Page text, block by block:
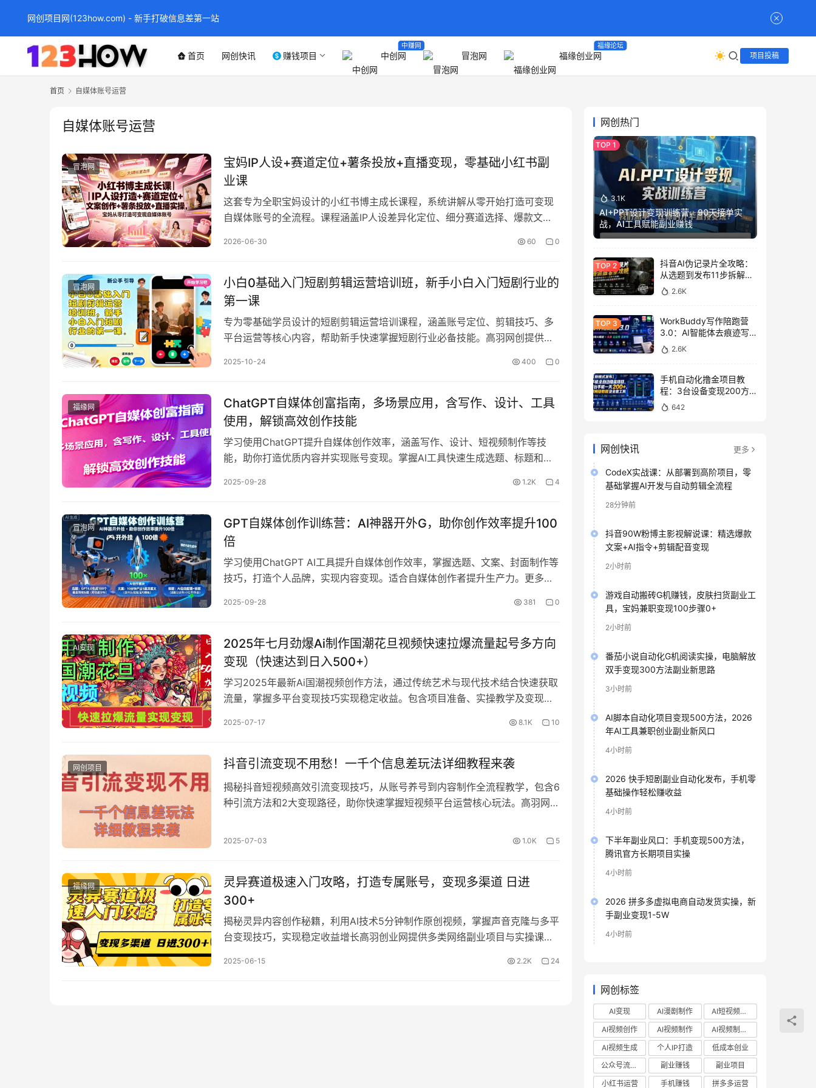
首页 网创快讯 赚钱项目 中创网
中赚网
冒泡网 福缘创业网
福缘论坛
项目投稿
首页 自媒体账号运营
自媒体账号运营
冒泡网
宝妈IP人设+赛道定位+薯条投放+直播变现，零基础小红书副
业课
这套专为全职宝妈设计的小红书博主成长课程，系统讲解从零开始打造可变现
自媒体账号的全流程。课程涵盖IP人设差异化定位、细分赛道选择、爆款文案
模糊、流量低迷、变现困难等核心问题。通过平台规则解析、关键词布局优
南和直播全流程教学，建立从内容引流到直播成交的完整商业闭环，让宝妈轻
松将账号流量转化为稳定副业收入。
2026-06-30 60 0
冒泡网
小白0基础入门短剧剪辑运营培训班，新手小白入门短剧行业的
第一课
专为零基础学员设计的短剧剪辑运营培训课程，涵盖账号定位、剪辑技巧、多
平台运营等核心内容，帮助新手快速掌握短剧行业必备技能。高羽网创提供多
2025-10-24 400 0
福缘网
ChatGPT自媒体创富指南，多场景应用，含写作、设计、工具
使用，解锁高效创作技能
学习使用ChatGPT提升自媒体创作效率，涵盖写作、设计、短视频制作等技
能，助你打造优质内容并实现账号变现。掌握AI工具快速生成选题、标题和文
2025-09-28 1.2K 4
冒泡网
GPT自媒体创作训练营：AI神器开外G，助你创作效率提升100
倍
学习使用ChatGPT AI工具提升自媒体创作效率，掌握选题、文案、封面制作等
技巧，打造个人品牌，实现内容变现。适合自媒体创作者提升生产力。更多网
2025-09-28 381 0
AI变现
2025年七月劲爆Ai制作国潮花旦视频快速拉爆流量起号多方向
变现（快速达到日入500+）
学习2025年最新Ai国潮视频创作方法，通过传统艺术与现代技术结合快速获取
流量，掌握多平台变现技巧实现稳定收益。包含项目准备、实操教学及变现路
2025-07-17 8.1K 10
网创项目 抖音引流变现不用愁！一千个信息差玩法详细教程来袭
揭秘抖音短视频高效引流变现技巧，从账号养号到内容制作全流程教学，包含6
种引流方法和2大变现路径，助你快速掌握短视频平台运营核心玩法。高羽网创
2025-07-03 1.0K 5
福缘网
灵异赛道极速入门攻略，打造专属账号，变现多渠道 日进
300+
揭秘灵异内容创作秘籍，利用AI技术5分钟制作原创视频，掌握声音克隆与多平
台变现技巧，实现稳定收益增长高羽创业网提供多类网络副业项目与实操课
2025-06-15 2.2K 24
网创热门
3.1K
AI+PPT设计变现训练营，90天接单实
战，AI工具赋能副业赚钱
抖音AI伪记录片全攻略：
从选题到发布11步拆解，
零基础做出高流量真实感
内容
2.6K
WorkBuddy写作陪跑营
3.0：AI智能体去痕迹写
作，头条公众号百家号变
现
2.6K
手机自动化撸金项目教
程：3台设备变现200方
法，零门槛脚本工具与平
台玩法
642
网创快讯 更多
CodeX实战课：从部署到高阶项目，零
基础掌握AI开发与自动剪辑全流程
28分钟前
抖音90W粉博主影视解说课：精选爆款
文案+AI指令+剪辑配音变现
2小时前
游戏自动搬砖G机赚钱，皮肤扫货副业工
具，宝妈兼职变现100步骤0+
2小时前
番茄小说自动化G机阅读实操，电脑解放
双手变现300方法副业新思路
3小时前
AI脚本自动化项目变现500方法，2026
年AI工具兼职创业副业新风口
4小时前
2026 快手短剧副业自动化发布，手机零
基础操作轻松赚收益
4小时前
下半年副业风口：手机变现500方法，
腾讯官方长期项目实操
4小时前
2026 拼多多虚拟电商自动发货实操，新
手副业变现1-5W
4小时前
网创标签
AI变现 AI漫剧制作
AI短视频制作
AI视频创作
AI视频制作
AI视频制作教程
AI视频生成
个人IP打造
低成本创业
公众号流量主
副业赚钱
副业项目
小红书运营
手机赚钱 拼多多运营
网创项目网(123how.com) - 新手打破信息差第一站